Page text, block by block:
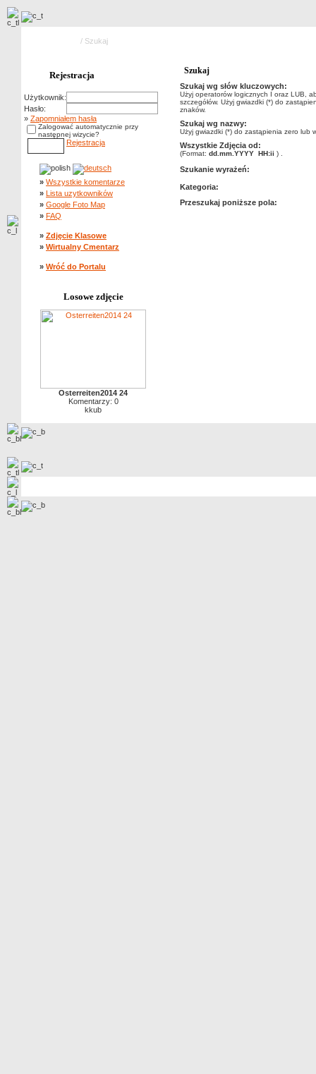
/ Szukaj
Rejestracja
Użytkownik:
Hasło:
» Zapomniałem hasła
Zalogować automatycznie przy
następnej wizycie?
Rejestracja
» Wszystkie komentarze
» Lista uzytkowników
» Google Foto Map
» FAQ
» Zdjęcie Klasowe
» Wirtualny Cmentarz
» Wróć do Portalu
Losowe zdjęcie
Osterreiten2014 24
Komentarzy: 0
kkub
Szukaj
Szukaj wg słów kluczowych:
Użyj operatorów logicznych I oraz LUB,
szczegółów. Użyj gwiazdki (*) do
znaków.
Szukaj wg nazwy:
Użyj gwiazdki (*) do zastąpienia zero lub
Wszystkie Zdjęcia od:
(Format: dd.mm.YYYY HH:ii ) .
Szukanie wyrażeń:
Kategoria:
Przeszukaj poniższe pola: